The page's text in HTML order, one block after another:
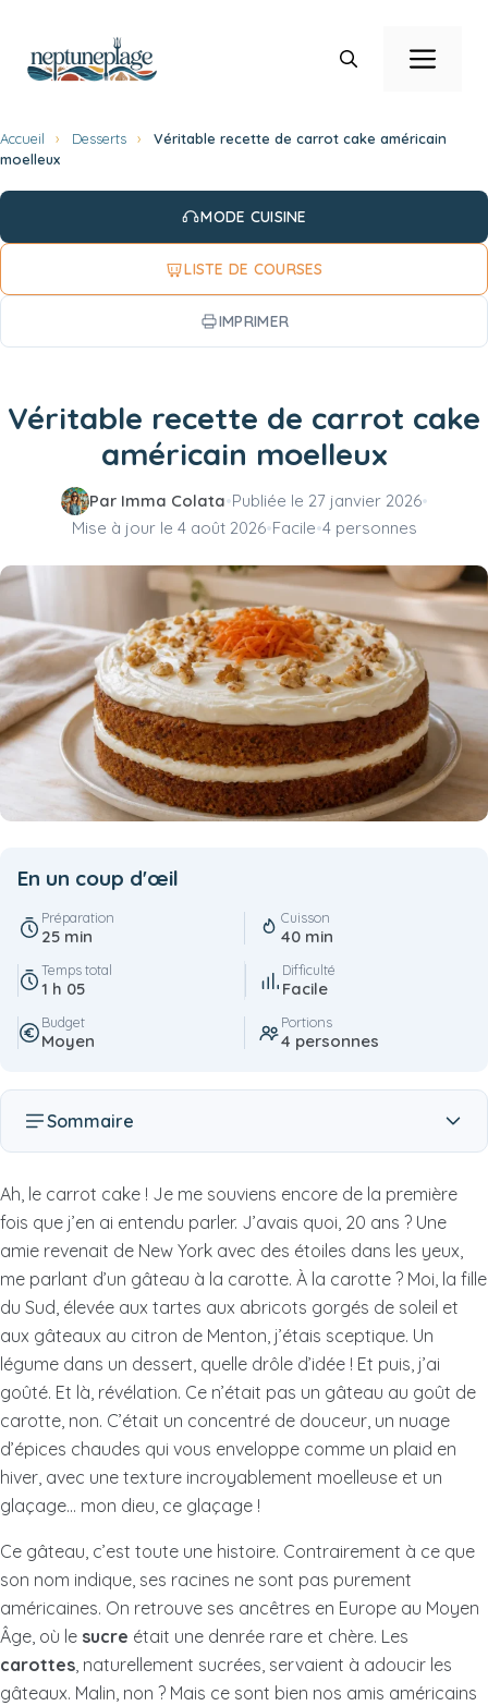
contenu
Accueil › Desserts ›
Véritable recette de carrot cake américain
moelleux
Véritable recette de carrot cake
américain moelleux
MODE CUISINE
LISTE DE COURSES
IMPRIMER
Par Imma Colata•Publiée le 27 janvier 2026•
Mise à jour le 4 août 2026•Facile•4 personnes
En un coup d'œil
Préparation
25 min
Cuisson
40 min
Temps total
1 h 05
Difficulté
Facile
Budget
Moyen
Portions
4 personnes
Sommaire
Ah, le carrot cake ! Je me souviens encore de la première
fois que j’en ai entendu parler. J’avais quoi, 20 ans ? Une
amie revenait de New York avec des étoiles dans les yeux,
me parlant d’un gâteau à la carotte. À la carotte ? Moi, la fille
du Sud, élevée aux tartes aux abricots gorgés de soleil et
aux gâteaux au citron de Menton, j’étais sceptique. Un
légume dans un dessert, quelle drôle d’idée ! Et puis, j’ai
goûté. Et là, révélation. Ce n’était pas un gâteau au goût de
carotte, non. C’était un concentré de douceur, un nuage
d’épices chaudes qui vous enveloppe comme un plaid en
hiver, avec une texture incroyablement moelleuse et un
glaçage… mon dieu, ce glaçage !
Ce gâteau, c’est toute une histoire. Contrairement à ce que
son nom indique, ses racines ne sont pas purement
américaines. On retrouve ses ancêtres en Europe au Moyen
Âge, où le sucre était une denrée rare et chère. Les
carottes, naturellement sucrées, servaient à adoucir les
gâteaux. Malin, non ? Mais ce sont bien nos amis américains